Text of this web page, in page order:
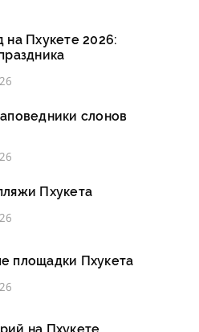
на Пхукете 2026:
слонов
Пхукета
площадки Пхукета